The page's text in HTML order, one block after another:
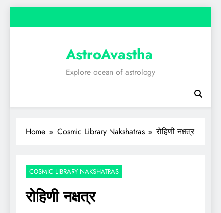
to
AstroAvastha
Explore ocean of astrology
Home Cosmic Library Nakshatras रोहिणी नक्षत्र
COSMIC LIBRARY NAKSHATRAS
रोहिणी नक्षत्र